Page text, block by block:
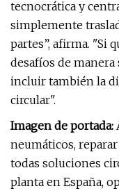
tecnocrática y
simplemente
partes”, afirma. "Si
desafíos de
incluir también la
circular".
Imagen de portada:
neumáticos,
todas soluciones
planta en España,